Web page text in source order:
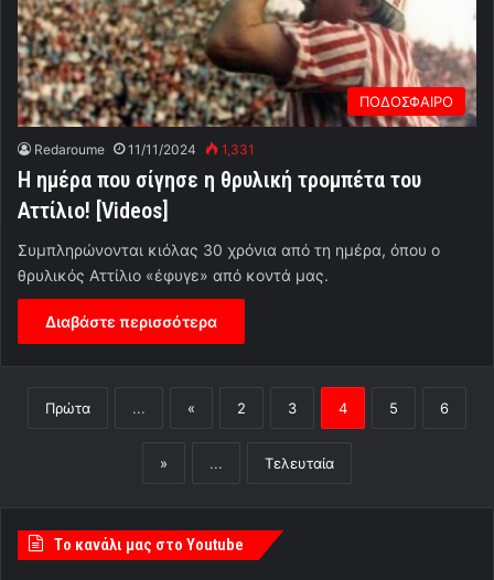
ΠΟΔΟΣΦΑΙΡΟ
Redaroume 11/11/2024 1,331
H ημέρα που σίγησε η θρυλική τρομπέτα του
Αττίλιο! [Videos]
Συμπληρώνονται κιόλας 30 χρόνια από τη ημέρα, όπου ο
θρυλικός Αττίλιο «έφυγε» από κοντά μας.
Διαβάστε περισσότερα
Πρώτα ... « 2 3 4 5 6
» ... Τελευταία
Tο κανάλι μας στο Youtube